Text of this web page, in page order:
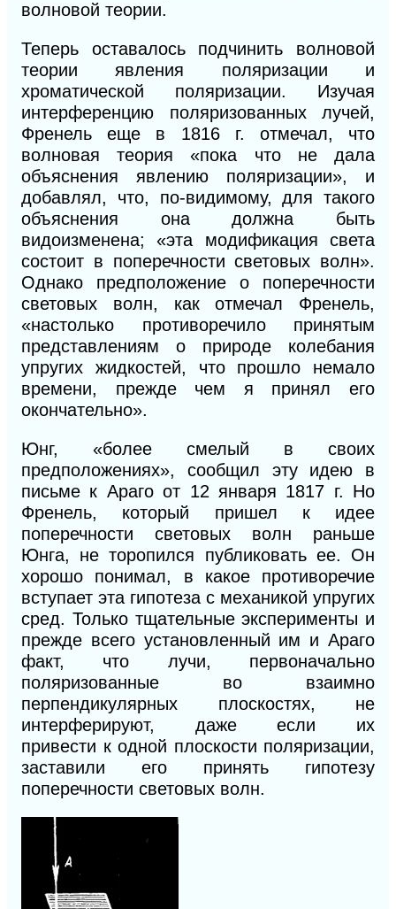
волновой теории.
Теперь оставалось подчинить волновой
теории явления поляризации и
хроматической поляризации. Изучая
интерференцию поляризованных лучей,
Френель еще в 1816 г. отмечал, что
волновая теория «пока что не дала
объяснения явлению поляризации», и
добавлял, что, по-видимому, для такого
объяснения она должна быть
видоизменена; «эта модификация света
состоит в поперечности световых волн».
Однако предположение о поперечности
световых волн, как отмечал Френель,
«настолько противоречило принятым
представлениям о природе колебания
упругих жидкостей, что прошло немало
времени, прежде чем я принял его
окончательно».
Юнг, «более смелый в своих
предположениях», сообщил эту идею в
письме к Араго от 12 января 1817 г. Но
Френель, который пришел к идее
поперечности световых волн раньше
Юнга, не торопился публиковать ее. Он
хорошо понимал, в какое противоречие
вступает эта гипотеза с механикой упругих
сред. Только тщательные эксперименты и
прежде всего установленный им и Араго
факт, что лучи, первоначально
поляризованные во взаимно
перпендикулярных плоскостях, не
интерферируют, даже если их
привести к одной плоскости поляризации,
заставили его принять гипотезу
поперечности световых волн.